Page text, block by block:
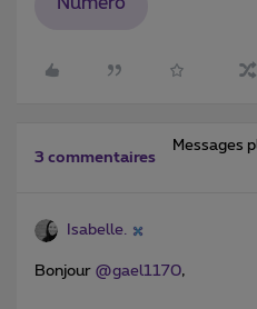
3 commentaires
Messages
Isabelle.
Bonjour @gael1170,